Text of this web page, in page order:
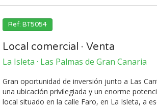
Ref: BT5054
Local comercial · Venta
La Isleta · Las Palmas de Gran Canaria
Gran oportunidad de inversión junto a Las
una ubicación privilegiada y un enorme
local situado en la calle Faro, en La Isleta, a